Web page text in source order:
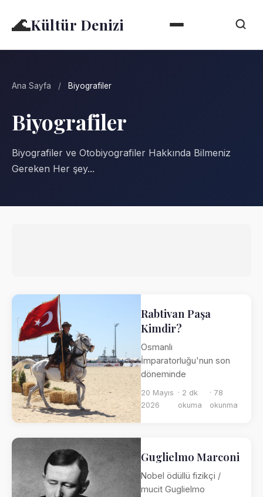
🌊Kültür Denizi
Ana Sayfa / Biyografiler
Biyografiler
Biyografiler ve Otobiyografiler Hakkında Bilmeniz
Gereken Her şey...
Rabtivan Paşa
Kimdir?
Osmanlı
İmparatorluğu'nun son
döneminde
20 Mayıs
2026
· 2 dk
okuma
· 78
okunma
Guglielmo Marconi
Nobel ödüllü fizikçi /
mucit Guglielmo